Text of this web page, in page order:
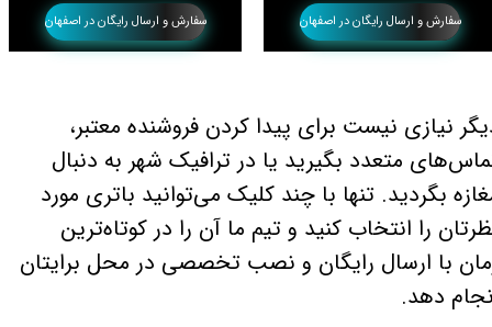
سفارش و ارسال رایگان در اصفهان سفارش و ارسال رایگان در اصفهان
نیازی نیست برای پیدا کردن فروشنده معتبر،
متعدد بگیرید یا در ترافیک شهر به دنبال
بگردید. تنها با چند کلیک می‌توانید باتری مورد
را انتخاب کنید و تیم ما آن را در کوتاه‌ترین
با ارسال رایگان و نصب تخصصی در محل برایتان
دهد.